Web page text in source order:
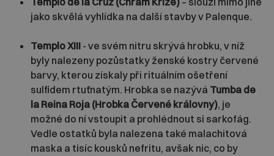
jako skvělá vyhlídka na další stavby v Palenque.
Templo XIII - ve svém nitru skrývá hrobku, v níž
byly nalezeny pozůstatky ženské kostry červené
barvy, kterou získaly při rituálním ošetření
sulfidem rtuťnatým. Hrobka se nazývá Tumba de
la Reina Roja (Hrobka Červené královny), je
možné do ní vstoupit a prohlédnout si sarkofág.
Vedle ostatků byla nalezena také malachitová
maska a tisíc kousků nefritu, avšak nic, co by